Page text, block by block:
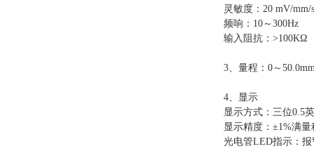
灵敏度：20 mV/mm/
频响：10～300Hz
输入阻抗：>100KΩ
3、量程：0～
4、显示
显示方式：三位0.5
显示精度：±1%满量
光电管LED指示：报